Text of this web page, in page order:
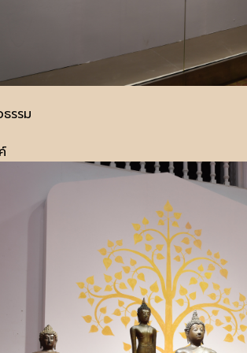
รรม